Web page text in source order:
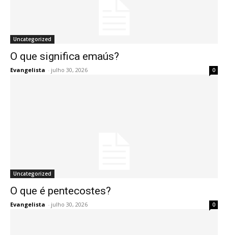
Uncategorized
O que significa emaús?
Evangelista - julho 30, 2026 0
Uncategorized
O que é pentecostes?
Evangelista - julho 30, 2026 0